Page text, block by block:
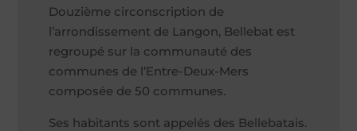
Douzième circonscription de
l’arrondissement de Langon, Bellebat est
regroupé sur la communauté des
communes de l’Entre-Deux-Mers
composée de 50 communes.
Ses habitants sont appelés des Bellebatais.